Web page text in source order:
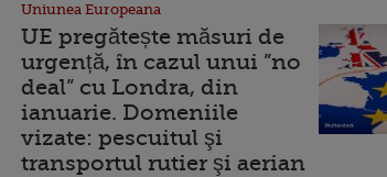
Uniunea Europeana
UE pregătește măsuri de
urgență, în cazul unui ”no
deal” cu Londra, din
ianuarie. Domeniile
vizate: pescuitul şi
transportul rutier şi aerian